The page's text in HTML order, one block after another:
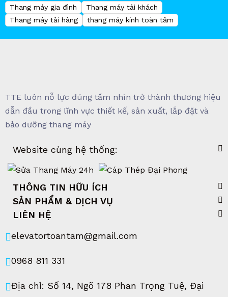
Thang máy gia đình
Thang máy tải khách
Thang máy tải hàng
thang máy kính toàn tâm
TTE luôn nỗ lực đúng tầm nhìn trở thành thương hiệu
dẫn đầu trong lĩnh vực thiết kế, sản xuất, lắp đặt và
bảo dưỡng thang máy
Website cùng hệ thống:
THÔNG TIN HỮU ÍCH
SẢN PHẨM & DỊCH VỤ
LIÊN HỆ
elevatortoantam@gmail.com
0968 811 331
Địa chỉ: Số 14, Ngõ 178 Phan Trọng Tuệ, Đại